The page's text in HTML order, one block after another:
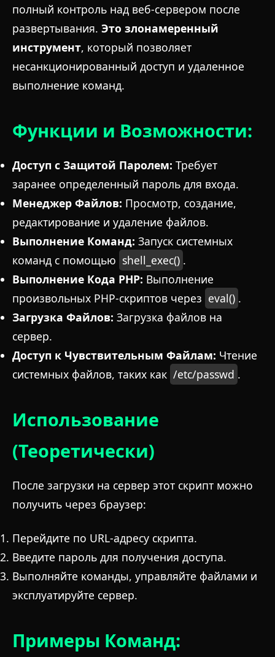
полный контроль над веб-сервером после
развертывания. Это злонамеренный
инструмент, который позволяет
несанкционированный доступ и удаленное
выполнение команд.
Функции и Возможности:
Доступ с Защитой Паролем: Требует
заранее определенный пароль для входа.
Менеджер Файлов: Просмотр, создание,
редактирование и удаление файлов.
Выполнение Команд: Запуск системных
команд с помощью shell_exec() .
Выполнение Кода PHP: Выполнение
произвольных PHP-скриптов через eval() .
Загрузка Файлов: Загрузка файлов на
сервер.
Доступ к Чувствительным Файлам: Чтение
системных файлов, таких как /etc/passwd .
Использование
(Теоретически)
После загрузки на сервер этот скрипт можно
получить через браузер:
Перейдите по URL-адресу скрипта.
Введите пароль для получения доступа.
Выполняйте команды, управляйте файлами и
эксплуатируйте сервер.
Примеры Команд: